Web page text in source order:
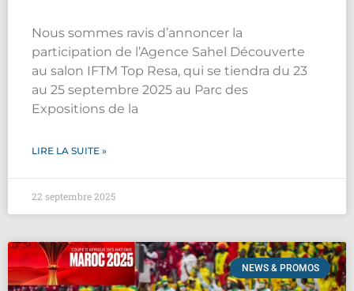
Nous sommes ravis d’annoncer la
participation de l’Agence Sahel Découverte
au salon IFTM Top Resa, qui se tiendra du 23
au 25 septembre 2025 au Parc des
Expositions de la
LIRE LA SUITE »
22 septembre 2025
NEWS & PROMOS